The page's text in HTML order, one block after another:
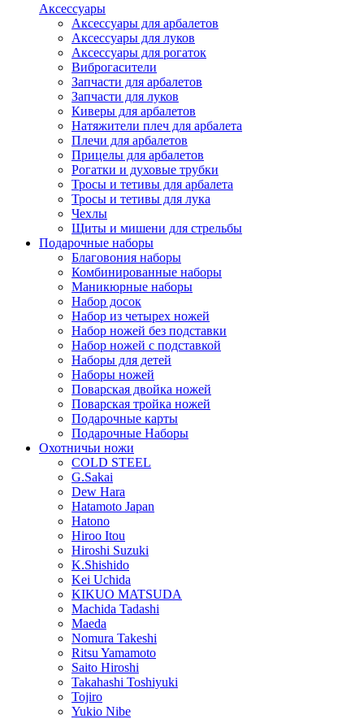
Аксессуары
Аксессуары для арбалетов
Аксессуары для луков
Аксессуары для рогаток
Виброгасители
Запчасти для арбалетов
Запчасти для луков
Киверы для арбалетов
Натяжители плеч для арбалета
Плечи для арбалетов
Прицелы для арбалетов
Рогатки и духовые трубки
Тросы и тетивы для арбалета
Тросы и тетивы для лука
Чехлы
Щиты и мишени для стрельбы
Подарочные наборы
Благовония наборы
Комбинированные наборы
Маникюрные наборы
Набор досок
Набор из четырех ножей
Набор ножей без подставки
Набор ножей с подставкой
Наборы для детей
Наборы ножей
Поварская двойка ножей
Поварская тройка ножей
Подарочные карты
Подарочные Наборы
Охотничьи ножи
COLD STEEL
G.Sakai
Dew Hara
Hatamoto Japan
Hatono
Hiroo Itou
Hiroshi Suzuki
K.Shishido
Kei Uchida
KIKUO MATSUDA
Machida Tadashi
Maeda
Nomura Takeshi
Ritsu Yamamoto
Saito Hiroshi
Takahashi Toshiyuki
Tojiro
Yukio Nibe